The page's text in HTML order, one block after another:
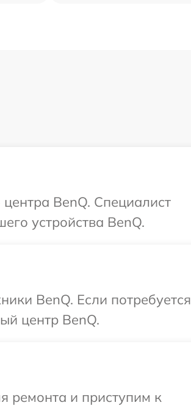
BenQ. Специалист
устройства BenQ.
BenQ. Если потребуется
центр BenQ.
ремонта и приступим к